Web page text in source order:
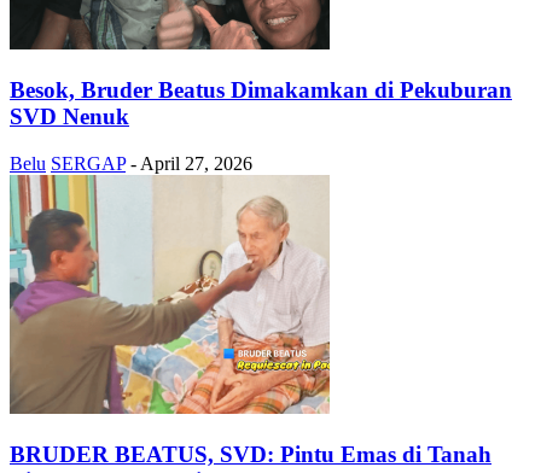
Besok, Bruder Beatus Dimakamkan di Pekuburan
SVD Nenuk
Belu SERGAP - April 27, 2026
BRUDER BEATUS, SVD: Pintu Emas di Tanah